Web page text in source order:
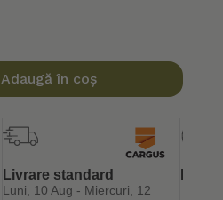
Adaugă în coș
Livrare standard
Luni, 10 Aug - Miercuri, 12